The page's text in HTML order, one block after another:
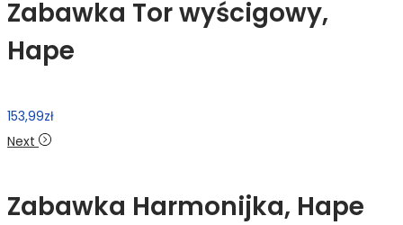
Zabawka Tor wyścigowy,
Hape
153,99zł
Next
Zabawka Harmonijka, Hape